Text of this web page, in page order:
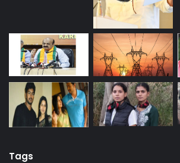
Tags